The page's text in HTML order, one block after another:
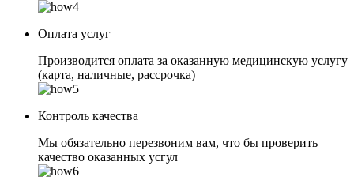
Оплата услуг
Производится оплата за оказанную медицинскую услугу
(карта, наличные, рассрочка)
Контроль качества
Мы обязательно перезвоним вам, что бы проверить
качество оказанных усгул